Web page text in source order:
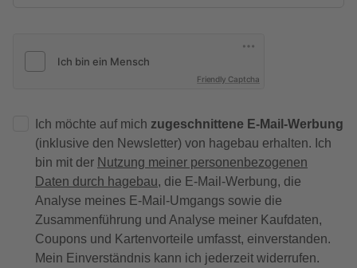
Friendly Captcha
Ich möchte auf mich zugeschnittene E-Mail-Werbung
(inklusive den Newsletter) von hagebau erhalten. Ich
bin mit der Nutzung meiner personenbezogenen
Daten durch hagebau, die E-Mail-Werbung, die
Analyse meines E-Mail-Umgangs sowie die
Zusammenführung und Analyse meiner Kaufdaten,
Coupons und Kartenvorteile umfasst, einverstanden.
Mein Einverständnis kann ich jederzeit widerrufen.